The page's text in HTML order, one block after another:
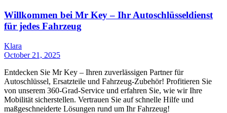
Willkommen bei Mr Key – Ihr Autoschlüsseldienst
für jedes Fahrzeug
Klara
October 21, 2025
Entdecken Sie Mr Key – Ihren zuverlässigen Partner für
Autoschlüssel, Ersatzteile und Fahrzeug-Zubehör! Profitieren Sie
von unserem 360-Grad-Service und erfahren Sie, wie wir Ihre
Mobilität sicherstellen. Vertrauen Sie auf schnelle Hilfe und
maßgeschneiderte Lösungen rund um Ihr Fahrzeug!